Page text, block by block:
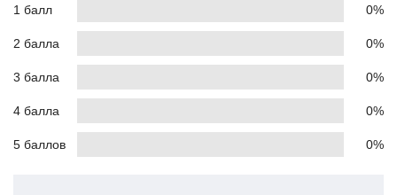
1 балл 0%
2 балла 0%
3 балла 0%
4 балла 0%
5 баллов 0%